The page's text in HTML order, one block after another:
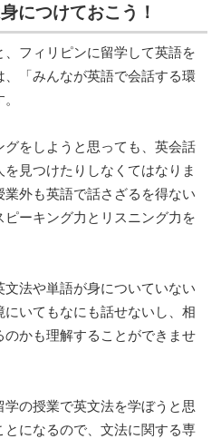
につけておこう！
フィリピンに留学して英語を
「みんなが英語で会話する環
をしようと思っても、英会話
見つけたりしなくてはなりま
外も英語で話さざるを得ない
ーキング力とリスニング力を
法や単語が身についていない
いてもなにも話せないし、相
かも理解することができませ
の授業で英文法を学ぼうと思
になるので、文法に関する専